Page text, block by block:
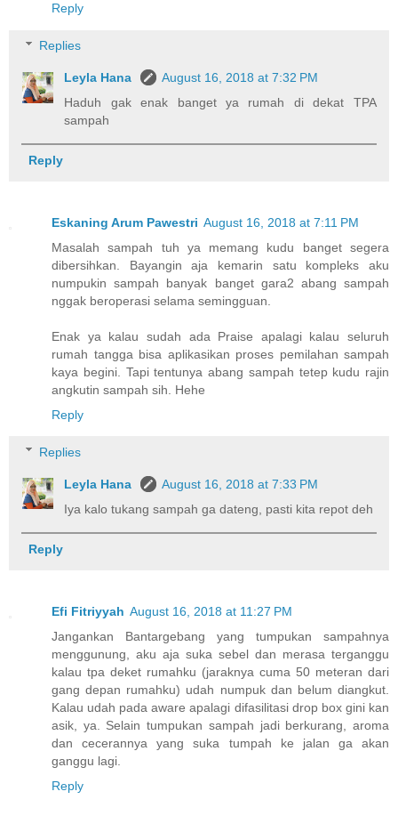
Reply
Replies
Leyla Hana
August 16, 2018 at 7:32 PM
Haduh gak enak banget ya rumah di dekat TPA
sampah
Reply
Eskaning Arum Pawestri August 16, 2018 at 7:11 PM
Masalah sampah tuh ya memang kudu banget segera
dibersihkan. Bayangin aja kemarin satu kompleks aku
numpukin sampah banyak banget gara2 abang sampah
nggak beroperasi selama semingguan.
Enak ya kalau sudah ada Praise apalagi kalau seluruh
rumah tangga bisa aplikasikan proses pemilahan sampah
kaya begini. Tapi tentunya abang sampah tetep kudu rajin
angkutin sampah sih. Hehe
Reply
Replies
Leyla Hana
August 16, 2018 at 7:33 PM
Iya kalo tukang sampah ga dateng, pasti kita repot deh
Reply
Efi Fitriyyah August 16, 2018 at 11:27 PM
Jangankan Bantargebang yang tumpukan sampahnya
menggunung, aku aja suka sebel dan merasa terganggu
kalau tpa deket rumahku (jaraknya cuma 50 meteran dari
gang depan rumahku) udah numpuk dan belum diangkut.
Kalau udah pada aware apalagi difasilitasi drop box gini kan
asik, ya. Selain tumpukan sampah jadi berkurang, aroma
dan cecerannya yang suka tumpah ke jalan ga akan
ganggu lagi.
Reply